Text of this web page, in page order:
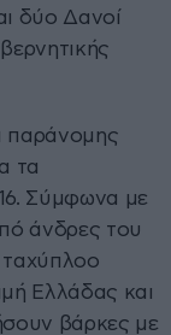
δύο Δανοί
παράνομης
τα
Σύμφωνα με
άνδρες του
ταχύπλοο
Ελλάδας και
βάρκες με